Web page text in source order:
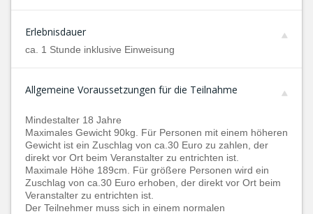
Erlebnisdauer
ca. 1 Stunde inklusive Einweisung
Allgemeine Voraussetzungen für die Teilnahme
Mindestalter 18 Jahre
Maximales Gewicht 90kg. Für Personen mit einem höheren
Gewicht ist ein Zuschlag von ca.30 Euro zu zahlen, der
direkt vor Ort beim Veranstalter zu entrichten ist.
Maximale Höhe 189cm. Für größere Personen wird ein
Zuschlag von ca.30 Euro erhoben, der direkt vor Ort beim
Veranstalter zu entrichten ist.
Der Teilnehmer muss sich in einem normalen